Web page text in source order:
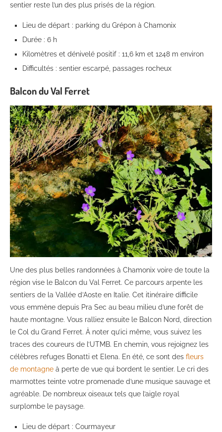
sentier reste l’un des plus prisés de la région.
Lieu de départ : parking du Grépon à Chamonix
Durée : 6 h
Kilomètres et dénivelé positif : 11,6 km et 1248 m environ
Difficultés : sentier escarpé, passages rocheux
Balcon du Val Ferret
Une des plus belles randonnées à Chamonix voire de toute la
région vise le Balcon du Val Ferret. Ce parcours arpente les
sentiers de la Vallée d’Aoste en Italie. Cet itinéraire difficile
vous emmène depuis Pra Sec au beau milieu d’une forêt de
haute montagne. Vous ralliez ensuite le Balcon Nord, direction
le Col du Grand Ferret. À noter qu’ici même, vous suivez les
traces des coureurs de l’UTMB. En chemin, vous rejoignez les
célèbres refuges Bonatti et Elena. En été, ce sont des fleurs
de montagne à perte de vue qui bordent le sentier. Le cri des
marmottes teinte votre promenade d’une musique sauvage et
agréable. De nombreux oiseaux tels que l’aigle royal
surplombe le paysage.
Lieu de départ : Courmayeur